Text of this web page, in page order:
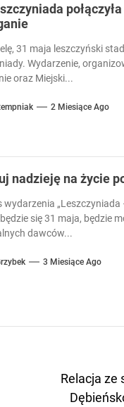
31 maja leszczyński
Wydarzenie,
oraz Miejski...
2 Miesiące Ago
nadzieję na życie
wydarzenia „Leszczyniada
się 31 maja, będzie
dawców...
3 Miesiące Ago
Relacja ze